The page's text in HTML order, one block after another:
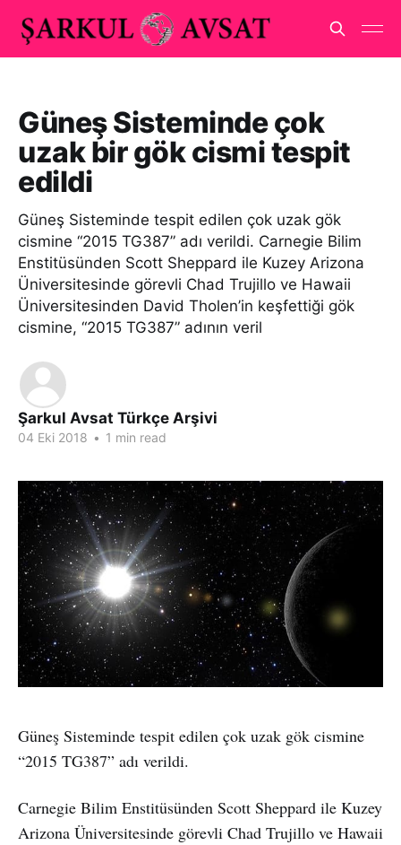
Güneş Sisteminde çok
uzak bir gök cismi tespit
edildi
Güneş Sisteminde tespit edilen çok uzak gök
cismine “2015 TG387” adı verildi. Carnegie Bilim
Enstitüsünden Scott Sheppard ile Kuzey Arizona
Üniversitesinde görevli Chad Trujillo ve Hawaii
Üniversitesinden David Tholen’in keşfettiği gök
cismine, “2015 TG387” adının veril
Şarkul Avsat Türkçe Arşivi
04 Eki 2018 • 1 min read
Güneş Sisteminde tespit edilen çok uzak gök cismine
“2015 TG387” adı verildi.
Carnegie Bilim Enstitüsünden Scott Sheppard ile Kuzey
Arizona Üniversitesinde görevli Chad Trujillo ve Hawaii